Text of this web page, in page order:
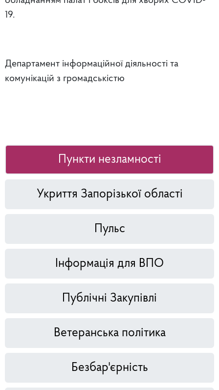
19.
Департамент інформаційної діяльності та
комунікацій з громадськістю
Пункти незламності
Укриття Запорізької області
Пульс
Інформація для ВПО
Публічні Закупівлі
Ветеранська політика
Безбар'єрність